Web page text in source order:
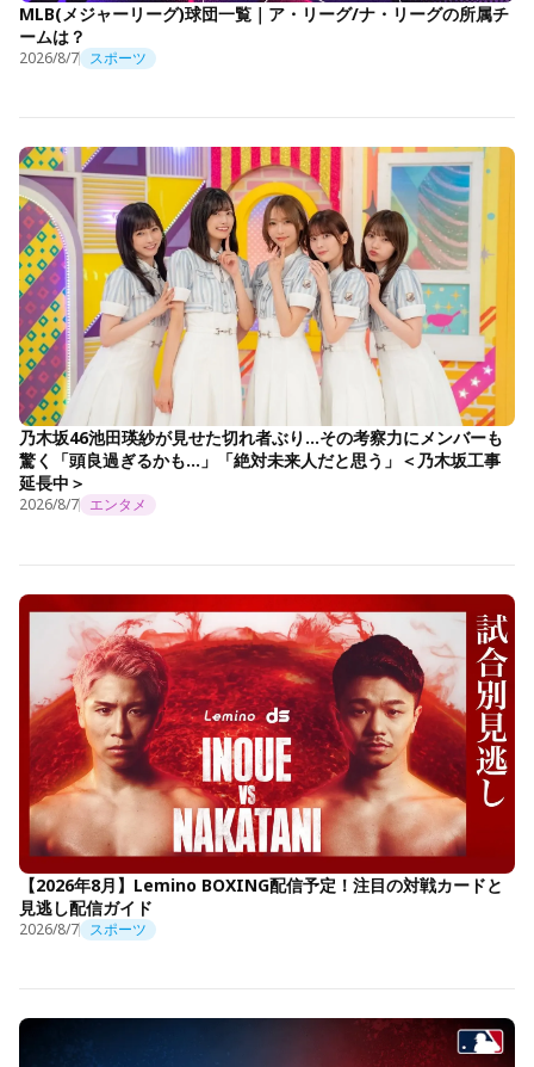
MLB(メジャーリーグ)球団一覧｜ア・リーグ/ナ・リーグの所属チ
ームは？
2026/8/7 スポーツ
乃木坂46池田瑛紗が見せた切れ者ぶり…その考察力にメンバーも
驚く「頭良過ぎるかも…」「絶対未来人だと思う」＜乃木坂工事
延長中＞
2026/8/7 エンタメ
【2026年8月】Lemino BOXING配信予定！注目の対戦カードと
見逃し配信ガイド
2026/8/7 スポーツ